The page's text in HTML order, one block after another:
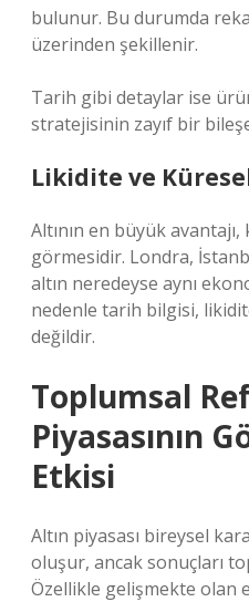
bulunur. Bu durumda
üzerinden şekillenir.
Tarih gibi detaylar ise
stratejisinin zayıf bir
Likidite ve
Altının en büyük
görmesidir. Londra,
altın neredeyse aynı
nedenle tarih bilgisi,
değildir.
Toplumsal
Piyasasının
Etkisi
Altın piyasası bireysel
oluşur, ancak sonuçları
Özellikle gelişmekte olan